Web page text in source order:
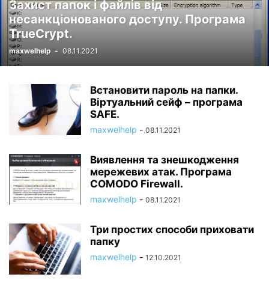
Захист папок і файлів від
несанкціонованого доступу. Програма
TrueCrypt.
maxwelhelp - 08.11.2021
Встановити пароль на папки.
Віртуальний сейф – програма
SAFE.
maxwelhelp - 08.11.2021
Виявлення та знешкодження
мережевих атак. Програма
COMODO Firewall.
maxwelhelp - 08.11.2021
Три простих способи приховати
папку
maxwelhelp - 12.10.2021